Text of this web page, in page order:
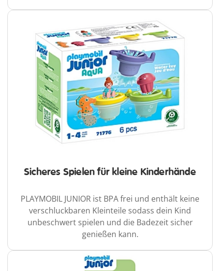
Sicheres Spielen für kleine Kinderhände
PLAYMOBIL JUNIOR ist BPA frei und enthält keine
verschluckbaren Kleinteile sodass dein Kind
unbeschwert spielen und die Badezeit sicher
genießen kann.